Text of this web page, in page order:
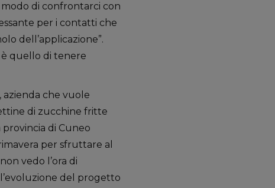
di confrontarci con
per i contatti che
dell’applicazione”.
è quello di tenere
azienda che vuole
di zucchine fritte
di Cuneo
per sfruttare al
vedo l’ora di
del progetto